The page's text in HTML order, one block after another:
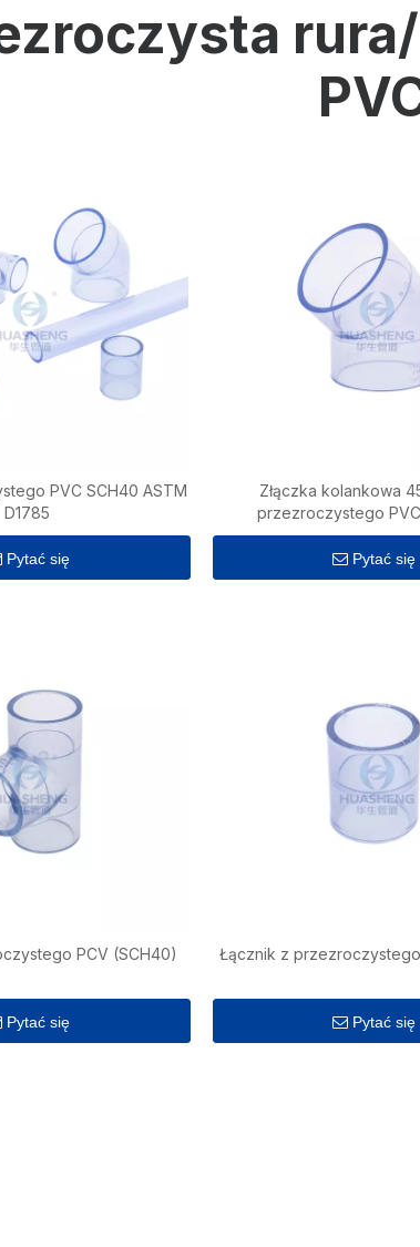
Rura PE
Usługa OEM
Produkty HPRAY
PVC SCH40 ASTM
D1785
Pytać się
Złączka kolankowa
przezroczystego
Pytać się
PCV (SCH40)
Pytać się
Łącznik z
Pytać się